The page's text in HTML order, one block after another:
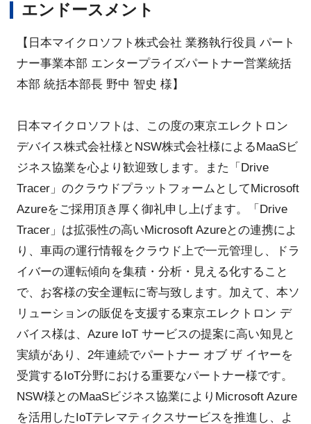
エンドースメント
【日本マイクロソフト株式会社 業務執行役員 パート
ナー事業本部 エンタープライズパートナー営業統括
本部 統括本部長 野中 智史 様】
日本マイクロソフトは、この度の東京エレクトロン
デバイス株式会社様とNSW株式会社様によるMaaSビ
ジネス協業を心より歓迎致します。また「Drive
Tracer」のクラウドプラットフォームとしてMicrosoft
Azureをご採用頂き厚く御礼申し上げます。「Drive
Tracer」は拡張性の高いMicrosoft Azureとの連携によ
り、車両の運行情報をクラウド上で一元管理し、ドラ
イバーの運転傾向を集積・分析・見える化すること
で、お客様の安全運転に寄与致します。加えて、本ソ
リューションの販促を支援する東京エレクトロン デ
バイス様は、Azure IoT サービスの提案に高い知見と
実績があり、2年連続でパートナー オブ ザ イヤーを
受賞するIoT分野における重要なパートナー様です。
NSW様とのMaaSビジネス協業によりMicrosoft Azure
を活用したIoTテレマティクスサービスを推進し、よ